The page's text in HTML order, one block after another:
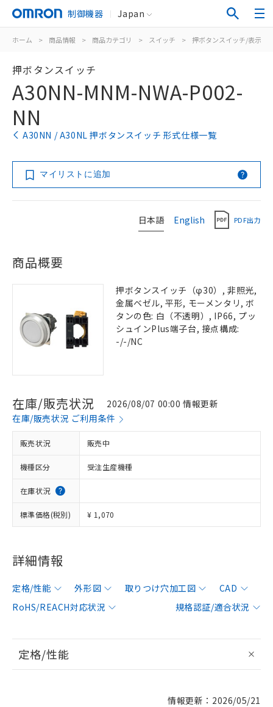
制御機器 Japan
ホーム > 商品情報 > 商品カテゴリ > スイッチ > 押ボタンスイッチ/表示灯
押ボタンスイッチ
A30NN-MNM-NWA-P002-
NN
A30NN / A30NL 押ボタンスイッチ 形式仕様一覧
マイリストに追加
日本語 English PDF出力
商品概要
押ボタンスイッチ（φ30）, 非照光,
金属ベゼル, 平形, モーメンタリ, ボ
タンの色: 白（不透明）, IP66, プッ
シュインPlus端子台, 接点構成:
-/-/NC
在庫/販売状況
2026/08/07 00:00 情報更新
在庫/販売状況 ご利用条件
販売状況 販売中
機種区分 受注生産機種
在庫状況
標準価格(税別) ¥ 1,070
詳細情報
定格/性能 外形図 取りつけ穴加工図
CAD
RoHS/REACH対応状況
規格認証/適合状況
定格/性能
情報更新：2026/05/21